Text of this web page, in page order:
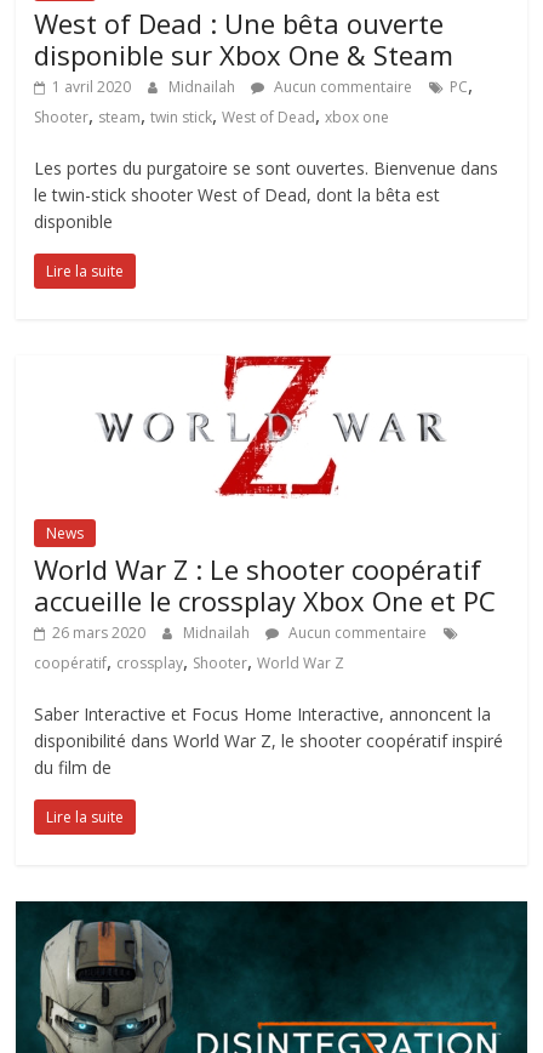
West of Dead : Une bêta ouverte
disponible sur Xbox One & Steam
1 avril 2020 Midnailah Aucun commentaire PC,
Shooter, steam,twin stick,West of Dead,xbox one
Les portes du purgatoire se sont ouvertes. Bienvenue dans
le twin-stick shooter West of Dead, dont la bêta est
disponible
Lire la suite
News
World War Z : Le shooter coopératif
accueille le crossplay Xbox One et PC
26 mars 2020 Midnailah
Aucun commentaire
coopératif, crossplay, Shooter,World War Z
Saber Interactive et Focus Home Interactive, annoncent la
disponibilité dans World War Z, le shooter coopératif inspiré
du film de
Lire la suite